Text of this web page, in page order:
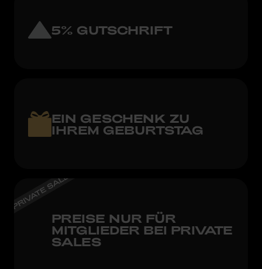
5% GUTSCHRIFT
EIN GESCHENK ZU
IHREM GEBURTSTAG
PREISE NUR FÜR
MITGLIEDER BEI PRIVATE
SALES